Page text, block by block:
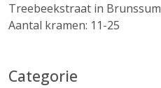
Treebeekstraat in Brunssum
Aantal kramen: 11-25
Categorie